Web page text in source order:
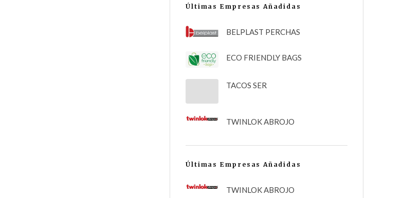
Últimas Empresas Añadidas
BELPLAST PERCHAS
ECO FRIENDLY BAGS
TACOS SER
TWINLOK ABROJO
Últimas Empresas Añadidas
TWINLOK ABROJO